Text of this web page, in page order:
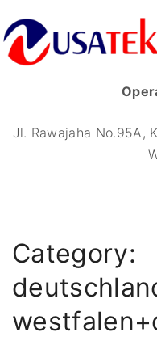
Jl. Rawajaha No.95A,
Category: